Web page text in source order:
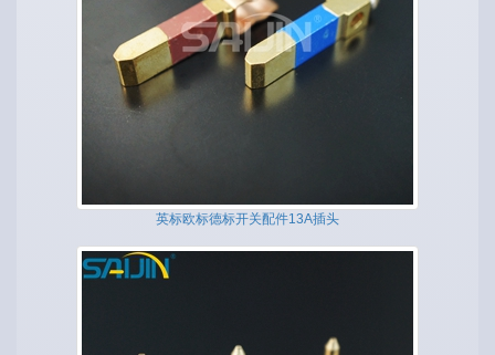
英标欧标德标开关配件13A插头